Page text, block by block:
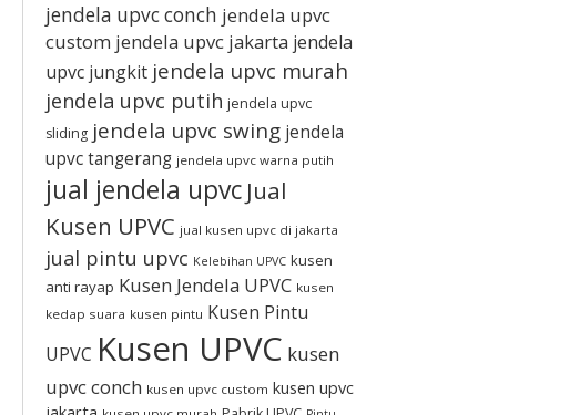
jendela upvc conch jendela upvc
custom jendela upvc jakarta jendela
upvc jungkit jendela upvc murah
jendela upvc putih jendela upvc
sliding jendela upvc swing jendela
upvc tangerang jendela upvc warna putih
jual jendela upvc Jual
Kusen UPVC jual kusen upvc di jakarta
jual pintu upvc Kelebihan UPVC kusen
anti rayap Kusen Jendela UPVC kusen
kedap suara kusen pintu Kusen Pintu
UPVC Kusen UPVC kusen
upvc conch kusen upvc custom kusen upvc